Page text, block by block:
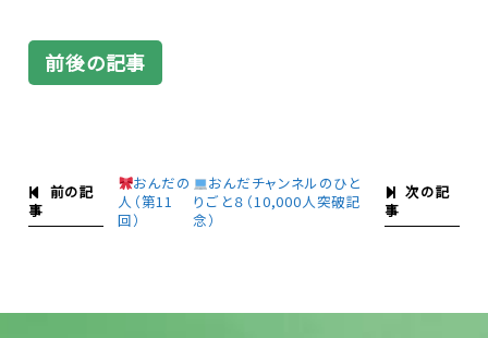
前後の記事
前の記
事
おんだの
人（第11
回）
次の記
事
おんだチャンネルのひと
りごと８（10,000人突破記
念）